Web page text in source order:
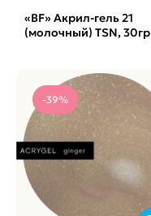
«BF» Акрил-гель 21
(молочный) TSN, 30гр
-39%